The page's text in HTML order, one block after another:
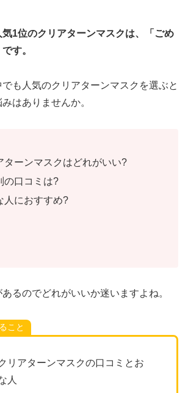
1位のクリアターンマスクは、「ごめ
す。
も人気のクリアターンマスクを選ぶと
はありませんか。
ターンマスクはどれがいい?
の口コミは?
人におすすめ?
るのでどれがいいか迷いますよね。
こと
リアターンマスクの口コミとお
人